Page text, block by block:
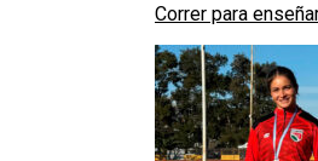
Correr para